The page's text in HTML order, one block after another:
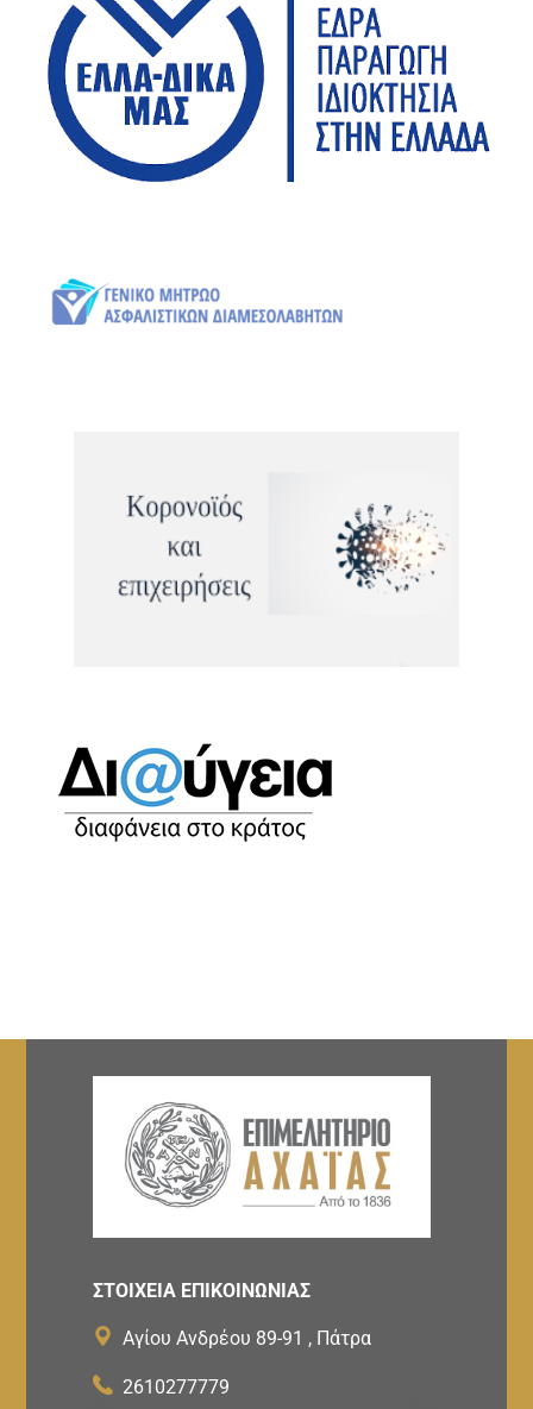
ΣΤΟΙΧΕΙΑ ΕΠΙΚΟΙΝΩΝΙΑΣ
Αγίου Ανδρέου 89-91 , Πάτρα
2610277779